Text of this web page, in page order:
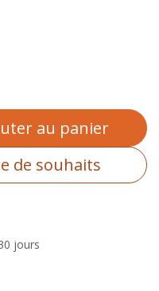
au panier
de souhaits
jours